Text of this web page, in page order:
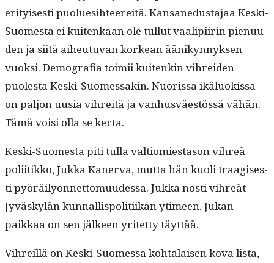
eri­tyis­es­ti puolue­si­h­teere­itä. Kansane­dus­ta­jaa Kes­ki-
Suomes­ta ei kuitenkaan ole tul­lut vaalipi­irin pienu­u­
den ja siitä aiheutu­van korkean äänikyn­nyk­sen
vuok­si. Demografia toimii kuitenkin vihrei­den
puoles­ta Kes­ki-Suomes­sakin. Nuoris­sa ikälu­okissa
on paljon uusia vihre­itä ja van­husväestössä vähän.
Tämä voisi olla se kerta.
Kes­ki-Suomes­ta piti tul­la val­tiomi­es­ta­son vihreä
poli­itikko, Juk­ka Kan­er­va, mut­ta hän kuoli traagis­es­
ti pyöräi­ly­on­net­to­muudessa. Juk­ka nos­ti vihreät
Jyväskylän kun­nal­lispoli­ti­ikan ytimeen. Jukan
paikkaa on sen jäl­keen yritet­ty täyttää.
Vihreil­lä on Kes­ki-Suomes­sa kohta­laisen kova lista,